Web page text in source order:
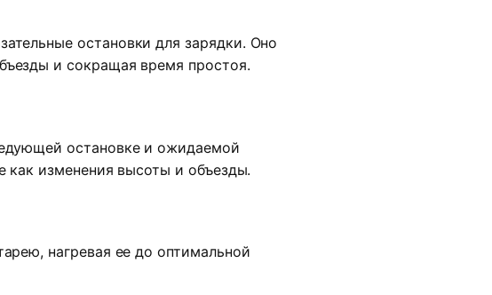
остановки для зарядки. Оно
и сокращая время простоя.
остановке и ожидаемой
как изменения высоты и объезды.
нагревая ее до оптимальной